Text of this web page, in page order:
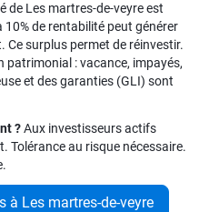
de Les martres-de-veyre est
de rentabilité peut générer
surplus permet de réinvestir.
patrimonial : vacance, impayés,
et des garanties (GLI) sont
?Aux investisseurs actifs
Tolérance au risque nécessaire.
à Les martres-de-veyre